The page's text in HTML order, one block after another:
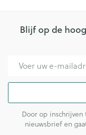
Blijf op de
Door op
nieuwsbrief en